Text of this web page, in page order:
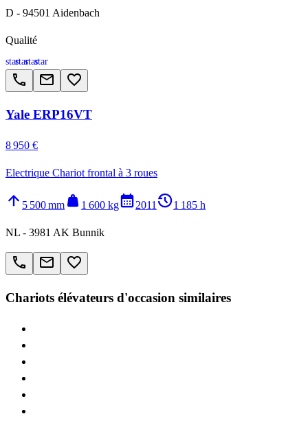
D - 94501 Aidenbach
Qualité
starstarstarstar
call email favorite_border
Yale ERP16VT
8 950 €
Electrique Chariot frontal à 3 roues
arrow_upward 5 500 mm weight 1 600 kgcalendar_month2011 history_21 185 h
NL - 3981 AK Bunnik
call email favorite_border
Chariots élévateurs d'occasion similaires